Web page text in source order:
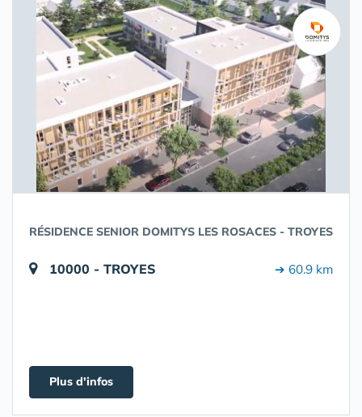
RÉSIDENCE SENIOR DOMITYS LES ROSACES - TROYES
10000 - TROYES ➔ 60.9 km
Plus d'infos